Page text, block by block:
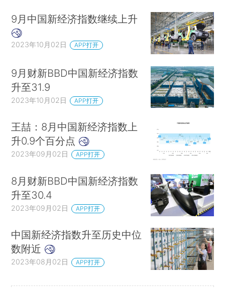
9月中国新经济指数继续上升
2023年10月02日 APP打开
9月财新BBD中国新经济指数
升至31.9
2023年10月02日 APP打开
王喆：8月中国新经济指数上
升0.9个百分点
2023年09月02日 APP打开
8月财新BBD中国新经济指数
升至30.4
2023年09月02日 APP打开
中国新经济指数升至历史中位
数附近
2023年08月02日 APP打开